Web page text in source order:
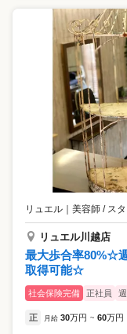
リュエル 美容師 / ス
リュエル川越店
最大歩合率80%☆
取得可能☆
社会保険完備 正社員
正 月給 30万円 ~ 60万円